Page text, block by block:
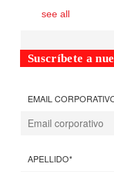
see all
Suscríbete a
EMAIL
APELLIDO*